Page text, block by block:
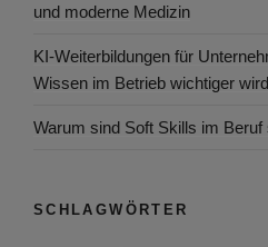
und moderne Medizin
KI-Weiterbildungen für
Wissen im Betrieb wichtiger wird
Warum sind Soft Skills im Beruf
SCHLAGWÖRTER